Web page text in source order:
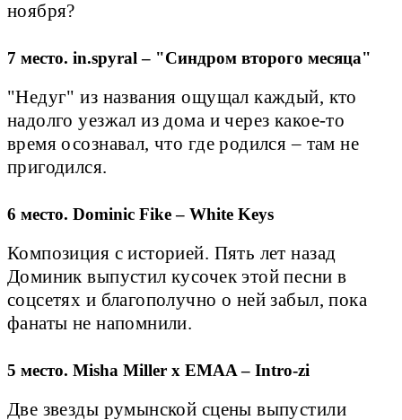
ноября?
7 место. in.spyral – "Синдром второго месяца"
"Недуг" из названия ощущал каждый, кто
надолго уезжал из дома и через какое-то
время осознавал, что где родился – там не
пригодился.
6 место. Dominic Fike – White Keys
Композиция с историей. Пять лет назад
Доминик выпустил кусочек этой песни в
соцсетях и благополучно о ней забыл, пока
фанаты не напомнили.
5 место. Misha Miller x EMAA – Intro-zi
Две звезды румынской сцены выпустили